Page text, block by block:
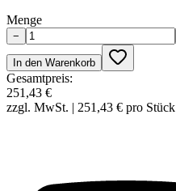
Menge
−
In den Warenkorb
Gesamtpreis:
251,43 €
zzgl. MwSt. | 251,43 € pro Stück